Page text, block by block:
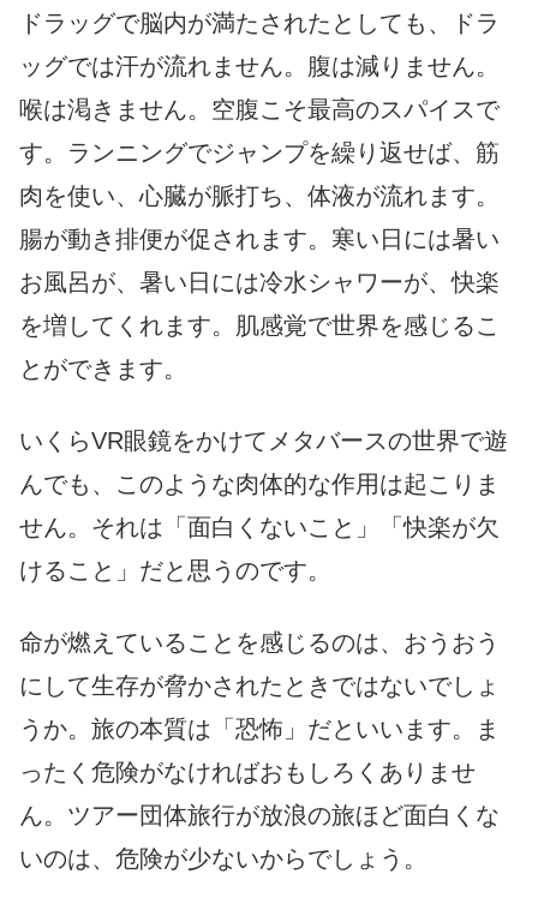
ドラッグで脳内が満たされたとしても、ドラ
ッグでは汗が流れません。腹は減りません。
喉は渇きません。空腹こそ最高のスパイスで
す。ランニングでジャンプを繰り返せば、筋
肉を使い、心臓が脈打ち、体液が流れます。
腸が動き排便が促されます。寒い日には暑い
お風呂が、暑い日には冷水シャワーが、快楽
を増してくれます。肌感覚で世界を感じるこ
とができます。
いくらVR眼鏡をかけてメタバースの世界で遊
んでも、このような肉体的な作用は起こりま
せん。それは「面白くないこと」「快楽が欠
けること」だと思うのです。
命が燃えていることを感じるのは、おうおう
にして生存が脅かされたときではないでしょ
うか。旅の本質は「恐怖」だといいます。ま
ったく危険がなければおもしろくありませ
ん。ツアー団体旅行が放浪の旅ほど面白くな
いのは、危険が少ないからでしょう。